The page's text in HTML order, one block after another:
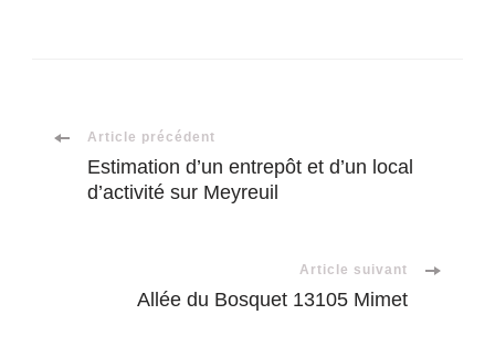
Navigation
d'article
Article précédent
Estimation d’un entrepôt et d’un local
d’activité sur Meyreuil
Article suivant
Allée du Bosquet 13105 Mimet